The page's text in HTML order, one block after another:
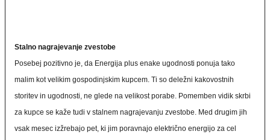
Stalno nagrajevanje zvestobe
Posebej pozitivno je, da Energija plus enake ugodnosti ponuja tako
malim kot velikim gospodinjskim kupcem. Ti so deležni kakovostnih
storitev in ugodnosti, ne glede na velikost porabe. Pomemben vidik skrbi
za kupce se kaže tudi v stalnem nagrajevanju zvestobe. Med drugim jih
vsak mesec izžrebajo pet, ki jim poravnajo električno energijo za cel